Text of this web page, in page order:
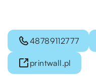
48789112777
printwall.pl